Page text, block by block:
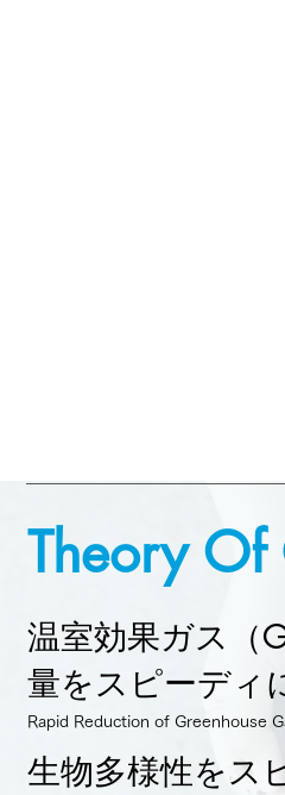
Theory Of
温室効果ガス（
量をスピーディ
Rapid Reduction of Greenhouse
生物多様性をス